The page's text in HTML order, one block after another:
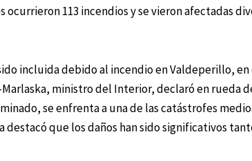
113 incendios y se vieron afectadas
incluida debido al incendio en Valdeperillo,
ministro del Interior, declaró en rueda
se enfrenta a una de las catástrofes
destacó que los daños han sido significativos